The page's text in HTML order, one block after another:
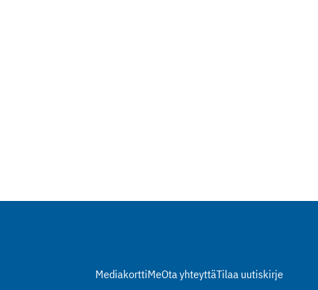
MediakorttiMeOta yhteyttäTilaa uutiskirje